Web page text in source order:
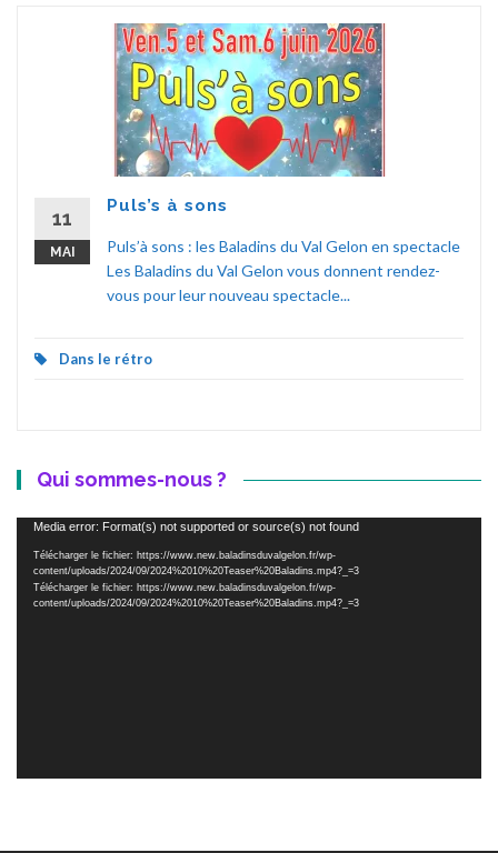
11
MAI
Puls’s à sons
Puls’à sons : les Baladins du Val Gelon en spectacle
Les Baladins du Val Gelon vous donnent rendez-
vous pour leur nouveau spectacle...
Dans le rétro
Qui sommes-nous ?
Lecteur
vidéo
Media error: Format(s) not supported or source(s) not found
Télécharger le fichier: https://www.new.baladinsduvalgelon.fr/wp-
content/uploads/2024/09/2024%2010%20Teaser%20Baladins.mp4?_=3
Télécharger le fichier: https://www.new.baladinsduvalgelon.fr/wp-
content/uploads/2024/09/2024%2010%20Teaser%20Baladins.mp4?_=3